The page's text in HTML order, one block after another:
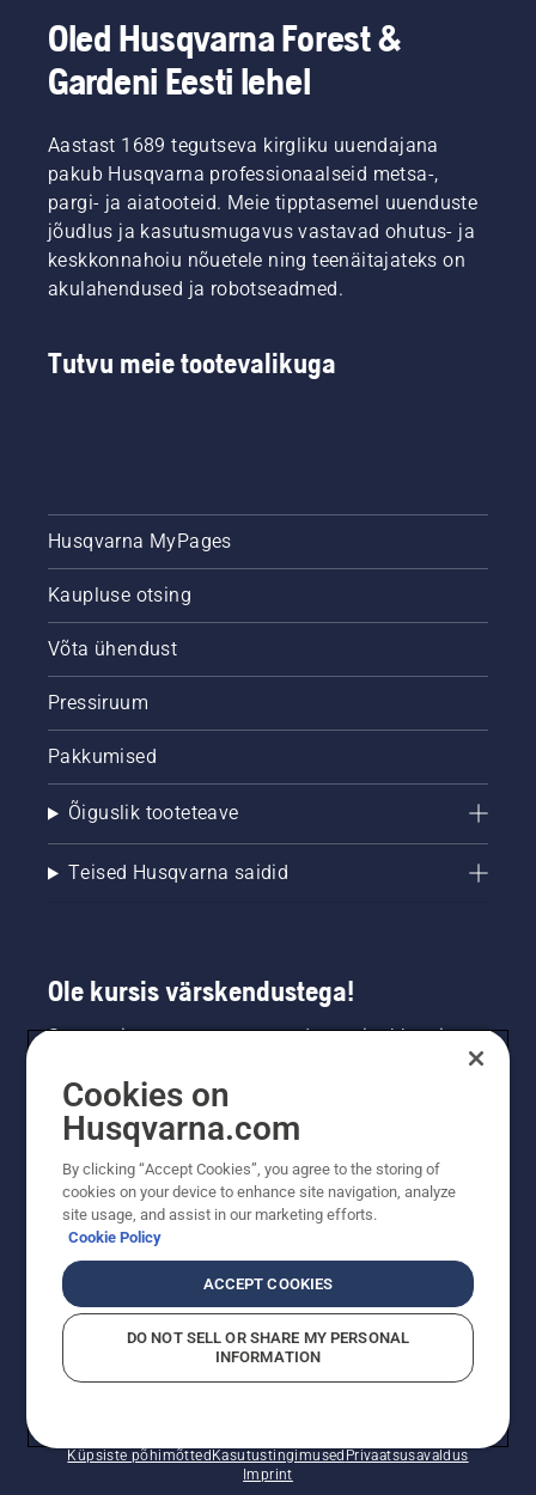
käivitamiseks tuleb vajutada nuppu või tõmmata
kergelt trossi – just nii lihtne see peakski olema.
Meie laias valikus on ka meie
Oled Husqvarna Forest &
Gardeni Eesti lehel
Aastast 1689 tegutseva kirgliku uuendajana
pakub Husqvarna professionaalseid metsa-,
pargi- ja aiatooteid. Meie tipptasemel uuenduste
jõudlus ja kasutusmugavus vastavad ohutus- ja
keskkonnahoiu nõuetele ning teenäitajateks on
akulahendused ja robotseadmed.
Tutvu meie tootevalikuga
Husqvarna MyPages
Kaupluse otsing
Võta ühendust
Pressiruum
Pakkumised
Õiguslik tooteteave
Teised Husqvarna saidid
Ole kursis värskendustega!
Saa uusimat teavet uute toodete, eripakkumiste
saamiseks siin.
Küpsiste põhimõttedKasutustingimused Privaatsusavaldus
Imprint
Cookies on
Husqvarna.com
By clicking “Accept Cookies”, you agree to the storing of
cookies on your device to enhance site navigation, analyze
site usage, and assist in our marketing efforts.
Cookie Policy
ACCEPT COOKIES
DO NOT SELL OR SHARE MY PERSONAL
INFORMATION